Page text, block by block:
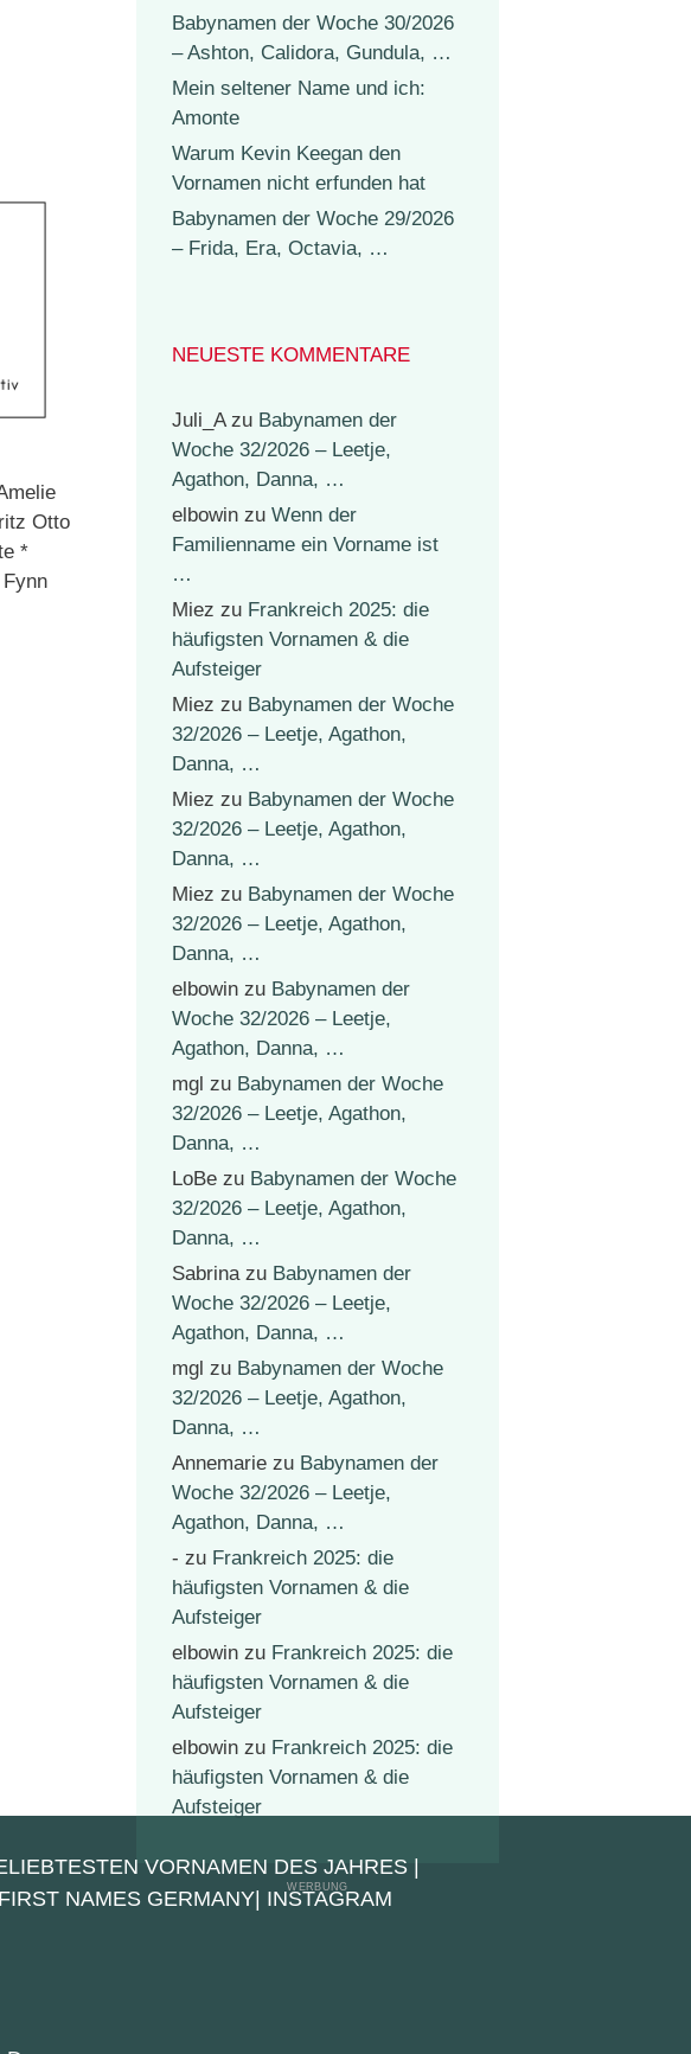
Otto
*
Babynamen der Woche 30/2026
– Ashton, Calidora, Gundula, …
Mein seltener Name und ich:
Amonte
Warum Kevin Keegan den
Vornamen nicht erfunden hat
Babynamen der Woche 29/2026
– Frida, Era, Octavia, …
NEUESTE KOMMENTARE
Juli_Azu Babynamen der
Woche 32/2026 – Leetje,
Agathon, Danna, …
elbowin zu Wenn der
Familienname ein Vorname ist
…
Miez zu Frankreich 2025: die
häufigsten Vornamen & die
Aufsteiger
Miez zu Babynamen der Woche
32/2026 – Leetje, Agathon,
Danna, …
Miez zu Babynamen der Woche
32/2026 – Leetje, Agathon,
Danna, …
Miez zu Babynamen der Woche
32/2026 – Leetje, Agathon,
Danna, …
elbowin zu Babynamen der
Woche 32/2026 – Leetje,
Agathon, Danna, …
mgl zu Babynamen der Woche
32/2026 – Leetje, Agathon,
Danna, …
LoBe zu Babynamen der Woche
32/2026 – Leetje, Agathon,
Danna, …
Sabrinazu Babynamen der
Woche 32/2026 – Leetje,
Agathon, Danna, …
mgl zu Babynamen der Woche
32/2026 – Leetje, Agathon,
Danna, …
Annemarie zu Babynamen der
Woche 32/2026 – Leetje,
Agathon, Danna, …
- zu Frankreich 2025: die
häufigsten Vornamen & die
Aufsteiger
elbowin zu Frankreich 2025: die
häufigsten Vornamen & die
Aufsteiger
elbowin zu Frankreich 2025: die
häufigsten Vornamen & die
Aufsteiger
VORNAMEN DES JAHRES|
FIRST NAMES GERMANY INSTAGRAM